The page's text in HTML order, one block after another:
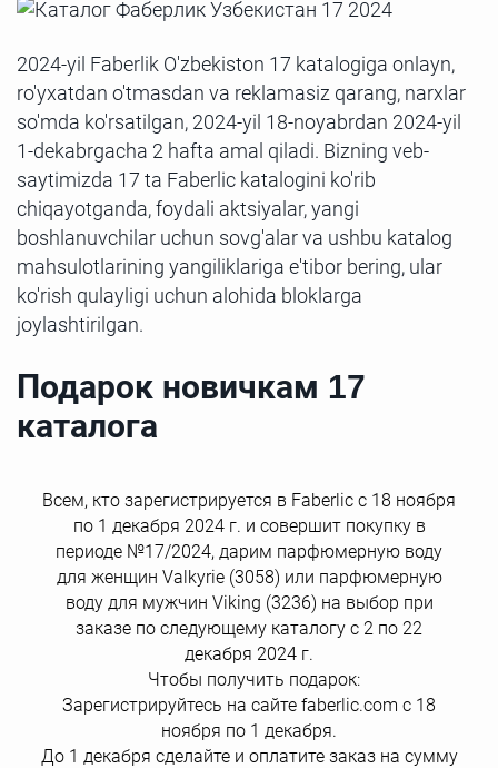
2024-yil Faberlik O'zbekiston 17 katalogiga onlayn,
ro'yxatdan o'tmasdan va reklamasiz qarang, narxlar
so'mda ko'rsatilgan, 2024-yil 18-noyabrdan 2024-yil
1-dekabrgacha 2 hafta amal qiladi. Bizning veb-
saytimizda 17 ta Faberlic katalogini ko'rib
chiqayotganda, foydali aktsiyalar, yangi
boshlanuvchilar uchun sovg'alar va ushbu katalog
mahsulotlarining yangiliklariga e'tibor bering, ular
ko'rish qulayligi uchun alohida bloklarga
joylashtirilgan.
Подарок новичкам 17
каталога
Всем, кто зарегистрируется в Faberlic с 18 ноября
по 1 декабря 2024 г. и совершит покупку в
периоде №17/2024, дарим парфюмерную воду
для женщин Valkyrie (3058) или парфюмерную
воду для мужчин Viking (3236) на выбор при
заказе по следующему каталогу с 2 по 22
декабря 2024 г.
Чтобы получить подарок:
Зарегистрируйтесь на сайте faberlic.com с 18
ноября по 1 декабря.
До 1 декабря сделайте и оплатите заказ на сумму